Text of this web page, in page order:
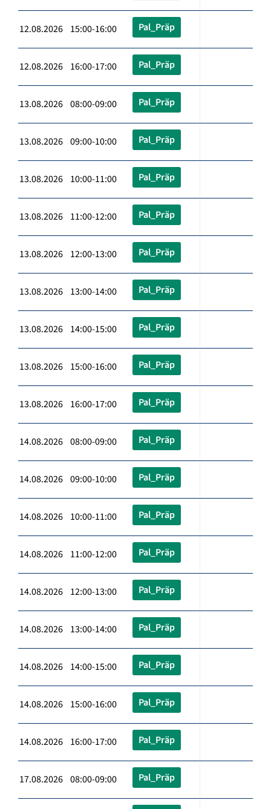
12.08.2026 15:00-16:00 Pal_Präp
12.08.2026 16:00-17:00 Pal_Präp
13.08.2026 08:00-09:00 Pal_Präp
13.08.2026 09:00-10:00 Pal_Präp
13.08.2026 10:00-11:00 Pal_Präp
13.08.2026 11:00-12:00 Pal_Präp
13.08.2026 12:00-13:00 Pal_Präp
13.08.2026 13:00-14:00 Pal_Präp
13.08.2026 14:00-15:00 Pal_Präp
13.08.2026 15:00-16:00 Pal_Präp
13.08.2026 16:00-17:00 Pal_Präp
14.08.2026 08:00-09:00 Pal_Präp
14.08.2026 09:00-10:00 Pal_Präp
14.08.2026 10:00-11:00 Pal_Präp
14.08.2026 11:00-12:00 Pal_Präp
14.08.2026 12:00-13:00 Pal_Präp
14.08.2026 13:00-14:00 Pal_Präp
14.08.2026 14:00-15:00 Pal_Präp
14.08.2026 15:00-16:00 Pal_Präp
14.08.2026 16:00-17:00 Pal_Präp
17.08.2026 08:00-09:00 Pal_Präp